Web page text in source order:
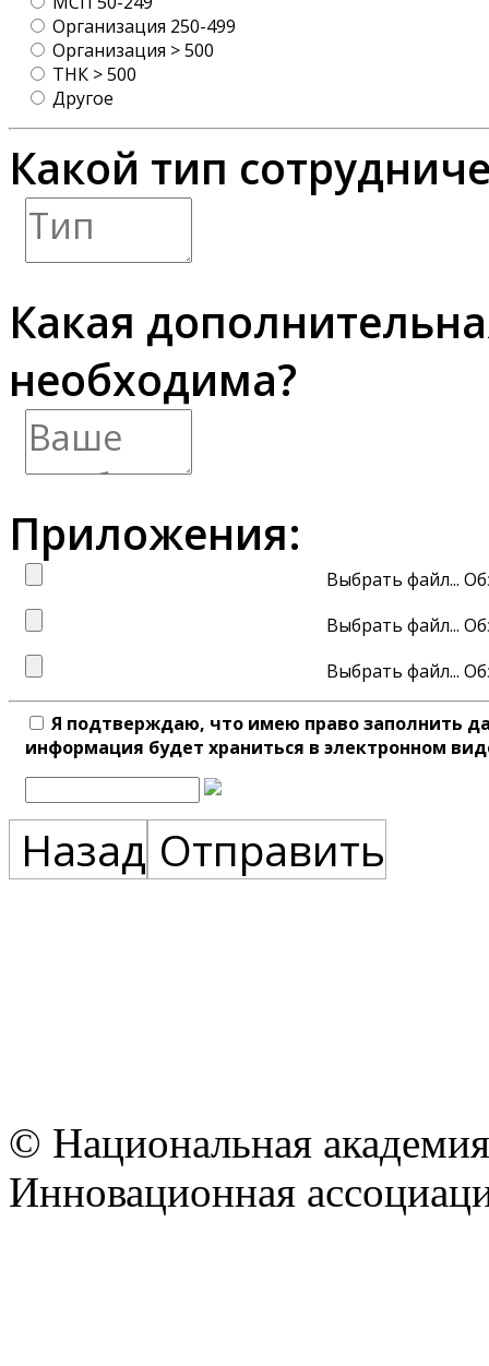
Организация 250-499
Организация > 500
ТНК > 500
Другое
Какой тип
Какая
необходима?
Приложения:
Выбрать файл...
Выбрать файл...
Выбрать файл...
Я подтверждаю, что имею право заполнить
информация будет храниться в электронном
Назад Отправить
© Национальная
Инновационная